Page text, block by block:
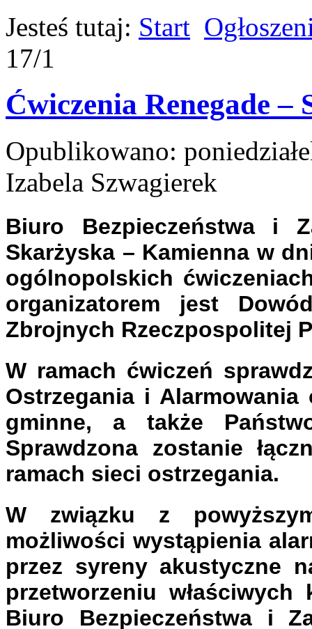
Jesteś tutaj: Start
17/1
Ćwiczenia Renegade –
Opublikowano:
Izabela Szwagierek
Biuro Bezpieczeństwa i
Skarżyska – Kamienna w
ogólnopolskich
organizatorem jest
Zbrojnych Rzeczpospolitej
W ramach ćwiczeń
Ostrzegania i
gminne, a także
Sprawdzona zostanie
ramach sieci ostrzegania.
W związku z
możliwości wystąpienia
przez syreny akustyczne
przetworzeniu
Biuro Bezpieczeństwa i